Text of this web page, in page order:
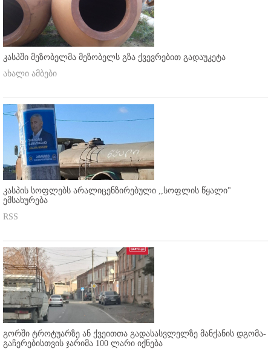
კასპში მეზობელმა მეზობელს გზა ქვევრებით გადაუკეტა
ახალი ამბები
კასპის სოფლებს არალიცენზირებული ,,სოფლის წყალი"
ემსახურება
RSS
გორში ტროტუარზე ან ქვეითთა გადასასვლელზე მანქანის დგომა-
გაჩერებისთვის ჯარიმა 100 ლარი იქნება